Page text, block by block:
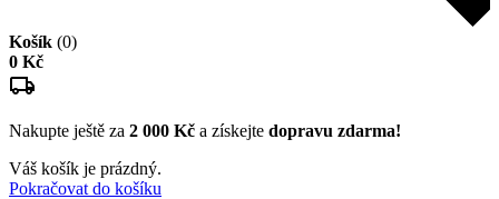
Košík (0)
0 Kč
Nakupte ještě za 2 000 Kč a získejte dopravu zdarma!
Váš košík je prázdný.
Pokračovat do košíku